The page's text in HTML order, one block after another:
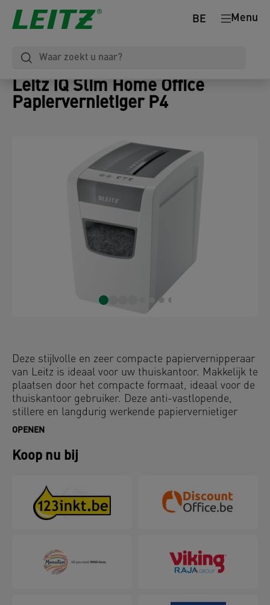
Menu
BE
Leitz IQ Slim Home Office
Papiervernietiger P4
Deze stijlvolle en zeer compacte papiervernipperaar
van Leitz is ideaal voor uw thuiskantoor. Makkelijk te
plaatsen door het compacte formaat, ideaal voor de
thuiskantoor gebruiker. Deze anti-vastlopende,
stillere en langdurig werkende papiervernietiger
geeft stijl aan uw thuiskantoor. Versnippert 10 A4
met eenvoudige tiptoetsbediening. Verhoog de
veiligheid van de papiervernietiging met deze DIN
OPENEN
Koop nu bij